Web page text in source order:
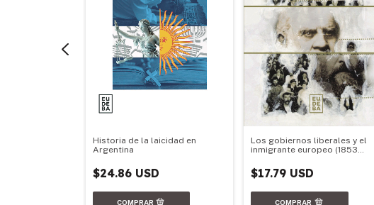
Historia de la laicidad en
Argentina
$24.86 USD
Los gobiernos liberales y el
inmigrante europeo (1853
$17.79 USD